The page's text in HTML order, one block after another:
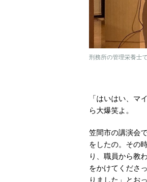
刑務所の管理栄養士
「はいはい、マ
ら大爆笑よ。
笠間市の講演会
をしたの。その
り、職員から教
をかけてくださ
りました」とお